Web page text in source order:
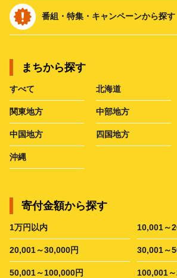
番組・特集・キャンペーンから探す
まちから探す
すべて 北海道
関東地方 中部地方
中国地方 四国地方
沖縄
寄付金額から探す
1万円以内 10,001～
20,001～30,000円 30,001～
50,001～100,000円 100,001